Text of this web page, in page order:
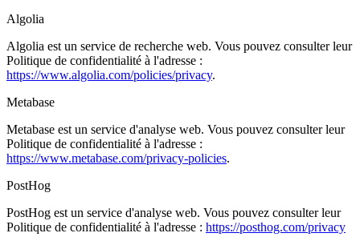
Algolia
Algolia est un service de recherche web. Vous pouvez consulter leur
Politique de confidentialité à l'adresse :
https://www.algolia.com/policies/privacy.
Metabase
Metabase est un service d'analyse web. Vous pouvez consulter leur
Politique de confidentialité à l'adresse :
https://www.metabase.com/privacy-policies.
PostHog
PostHog est un service d'analyse web. Vous pouvez consulter leur
Politique de confidentialité à l'adresse : https://posthog.com/privacy